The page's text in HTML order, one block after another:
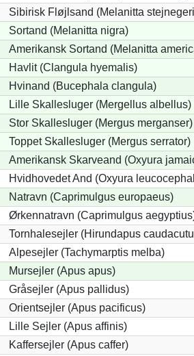
Sibirisk Fløjlsand (Melanitta
Sortand (Melanitta nigra)
Amerikansk Sortand (Melanitta
Havlit (Clangula hyemalis)
Hvinand (Bucephala clangula)
Lille Skallesluger (Mergellus albellus)
Stor Skallesluger (Mergus merganser)
Toppet Skallesluger (Mergus serrator)
Amerikansk Skarveand (Oxyura
Hvidhovedet And (Oxyura
Natravn (Caprimulgus europaeus)
Ørkennatravn (Caprimulgus
Tornhalesejler (Hirundapus
Alpesejler (Tachymarptis melba)
Mursejler (Apus apus)
Gråsejler (Apus pallidus)
Orientsejler (Apus pacificus)
Lille Sejler (Apus affinis)
Kaffersejler (Apus caffer)